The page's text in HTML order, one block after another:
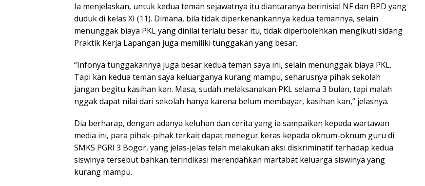
Ia menjelaskan, untuk kedua teman sejawatnya itu diantaranya berinisial NF dan BPD yang
duduk di kelas XI (11). Dimana, bila tidak diperkenankannya kedua temannya, selain
menunggak biaya PKL yang dinilai terlalu besar itu, tidak diperbolehkan mengikuti sidang
Praktik Kerja Lapangan juga memiliki tunggakan yang besar.
“Infonya tunggakannya juga besar kedua teman saya ini, selain menunggak biaya PKL.
Tapi kan kedua teman saya keluarganya kurang mampu, seharusnya pihak sekolah
jangan begitu kasihan kan. Masa, sudah melaksanakan PKL selama 3 bulan, tapi malah
nggak dapat nilai dari sekolah hanya karena belum membayar, kasihan kan,” jelasnya.
Dia berharap, dengan adanya keluhan dan cerita yang ia sampaikan kepada wartawan
media ini, para pihak-pihak terkait dapat menegur keras kepada oknum-oknum guru di
SMKS PGRI 3 Bogor, yang jelas-jelas telah melakukan aksi diskriminatif terhadap kedua
siswinya tersebut bahkan terindikasi merendahkan martabat keluarga siswinya yang
kurang mampu.